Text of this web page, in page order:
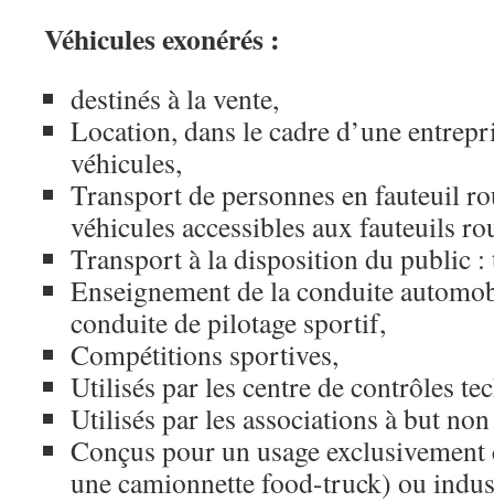
Véhicules exonérés :
destinés à la vente,
Location, dans le cadre d’une
véhicules,
Transport de personnes en fauteuil
véhicules accessibles aux fauteuils
Transport à la disposition du public
Enseignement de la conduite
conduite de pilotage sportif,
Compétitions sportives,
Utilisés par les centre de contrôles
Utilisés par les associations à but
Conçus pour un usage
une camionnette food-truck) ou